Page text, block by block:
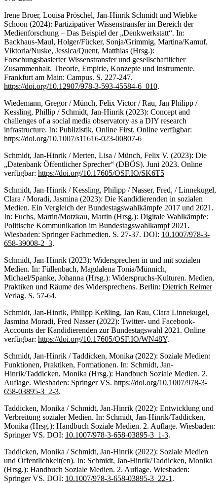
Irene Broer, Louisa Pröschel, Jan-Hinrik Schmidt und Wiebke
Schoon (2024): Partizipativer Wissenstransfer im Bereich der
Medienforschung – Das Beispiel der „Denkwerkstatt“. In:
Backhaus-Maul, Holger/Fücker, Sonja/Grimmig, Martina/Kamuf,
Viktoria/Nuske, Jessica/Quent, Matthias (Hrsg.):
Forschungsbasierter Wissenstransfer und gesellschaftlicher
Zusammenhalt. Theorie, Empirie, Konzepte und Instrumente.
Frankfurt am Main: Campus. S. 227-247.
https://doi.org/10.12907/978-3-593-45584-6_010.
Wiedemann, Gregor / Münch, Felix Victor / Rau, Jan Philipp /
Kessling, Phillip / Schmidt, Jan-Hinrik (2023): Concept and
challenges of a social media observatory as a DIY research
infrastructure. In: Publizistik, Online First. Online verfügbar:
https://doi.org/10.1007/s11616-023-00807-6
Schmidt, Jan-Hinrik / Merten, Lisa / Münch, Felix V. (2023): Die
„Datenbank Öffentlicher Sprecher“ (DBÖS). Juni 2023. Online
verfügbar: https://doi.org/10.17605/OSF.IO/SK6T5
Schmidt, Jan-Hinrik / Kessling, Philipp / Nasser, Fred, / Linnekugel,
Clara / Moradi, Jasmina (2023): Die Kandidierenden in sozialen
Medien. Ein Vergleich der Bundestagswahlkämpfe 2017 und 2021.
In: Fuchs, Martin/Motzkau, Martin (Hrsg.): Digitale Wahlkämpfe:
Politische Kommunikation im Bundestagswahlkampf 2021.
Wiesbaden: Springer Fachmedien. S. 27-37. DOI: 10.1007/978-3-
658-39008-2_3.
Schmidt, Jan-Hinrik (2023): Widersprechen in und mit sozialen
Medien. In: Füllenbach, Magdalena Tonia/Münnich,
Michael/Spanke, Johanna (Hrsg.): Widerspruchs-Kulturen. Medien,
Praktiken und Räume des Widersprechens. Berlin: Dietrich Reimer
Verlag. S. 57-64.
Schmidt, Jan-Hinrik, Philipp Keßling, Jan Rau, Clara Linnekugel,
Jasmina Moradi, Fred Nasser (2022): Twitter- und Facebook-
Accounts der Kandidierenden zur Bundestagswahl 2021. Online
verfügbar: https://doi.org/10.17605/OSF.IO/WN48Y.
Schmidt, Jan-Hinrik / Taddicken, Monika (2022): Soziale Medien:
Funktionen, Praktiken, Formationen. In: Schmidt, Jan-
Hinrik/Taddicken, Monika (Hrsg.): Handbuch Soziale Medien. 2.
Auflage. Wiesbaden: Springer VS. https://doi.org/10.1007/978-3-
658-03895-3_2-3.
Taddicken, Monika / Schmidt, Jan-Hinrik (2022): Entwicklung und
Verbreitung sozialer Medien. In: Schmidt, Jan-Hinrik/Taddicken,
Monika (Hrsg.): Handbuch Soziale Medien. 2. Auflage. Wiesbaden:
Springer VS. DOI: 10.1007/978-3-658-03895-3_1-3.
Taddicken, Monika / Schmidt, Jan-Hinrik (2022): Soziale Medien
und Öffentlichkeit(en). In: Schmidt, Jan-Hinrik/Taddicken, Monika
(Hrsg.): Handbuch Soziale Medien. 2. Auflage. Wiesbaden:
Springer VS. DOI: 10.1007/978-3-658-03895-3_22-1 .